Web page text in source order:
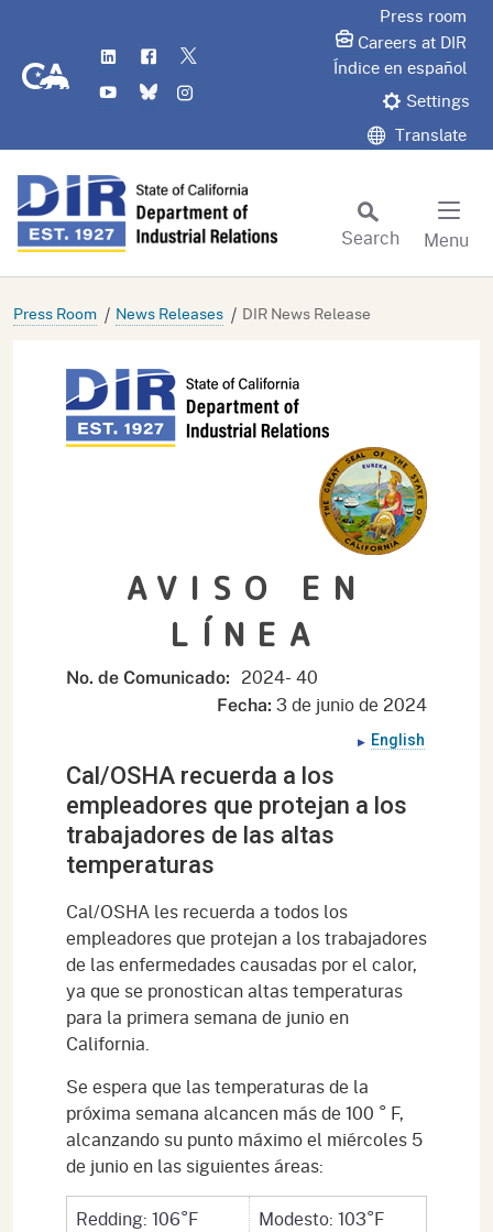
CA.gov
LinkedIn
Flickr
YouTube
Bluesky
Press room
Careers at DIR
Índice en español
Settings
Translate
Search
Menu
Press Room News Releases DIR News Release
AVISO EN
LÍNEA
No. de Comunicado: 2024- 40
Fecha: 3 de junio de 2024
English
Cal/OSHA recuerda a los
empleadores que protejan a los
trabajadores de las altas
temperaturas
Cal/OSHA les recuerda a todos los
empleadores que protejan a los trabajadores
de las enfermedades causadas por el calor,
ya que se pronostican altas temperaturas
para la primera semana de junio en
California.
Se espera que las temperaturas de la
próxima semana alcancen más de 100 ° F,
alcanzando su punto máximo el miércoles 5
de junio en las siguientes áreas:
Redding: 106°F
Modesto: 103°F